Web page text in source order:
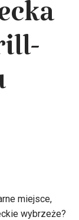
miejsce,
wybrzeże?